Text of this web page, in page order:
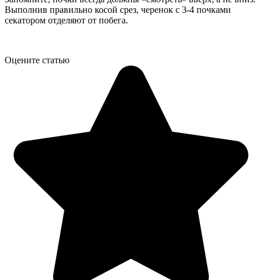
Выполнив правильно косой срез, черенок с 3-4 почками
секатором отделяют от побега.
Оцените статью